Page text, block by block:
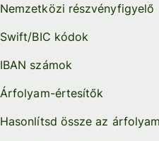
Nemzetközi részvényfigyelő
Swift/BIC kódok
IBAN számok
Árfolyam-értesítők
Hasonlítsd össze az